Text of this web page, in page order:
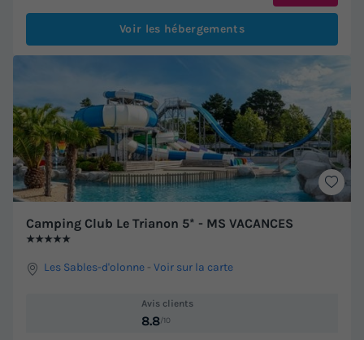
Voir les hébergements
Camping Club Le Trianon 5* - MS VACANCES
★★★★★
Les Sables-d'olonne -Voir sur la carte
Avis clients
8.8/10